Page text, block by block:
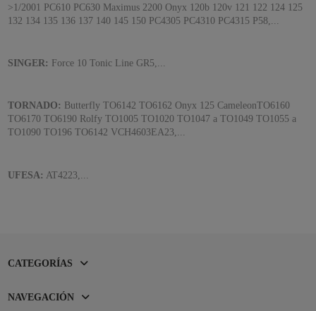
>1/2001 PC610 PC630 Maximus 2200 Onyx 120b 120v 121 122 124 125
132 134 135 136 137 140 145 150 PC4305 PC4310 PC4315 P58,...
SINGER: Force 10 Tonic Line GR5,...
TORNADO: Butterfly TO6142 TO6162 Onyx 125 CameleonTO6160
TO6170 TO6190 Rolfy TO1005 TO1020 TO1047 a TO1049 TO1055 a
TO1090 TO196 TO6142 VCH4603EA23,...
UFESA: AT4223,...
CATEGORÍAS
NAVEGACIÓN